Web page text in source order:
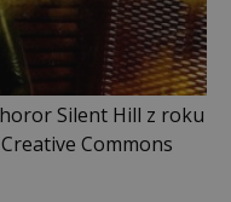
Silent Hill z roku
Commons